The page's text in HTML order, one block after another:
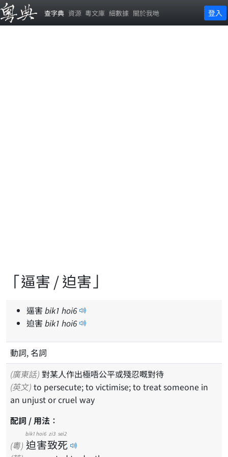
查字典 資源 粵文庫 細數據 關於我哋 登入
「逼害 / 迫害」
逼害 bik1 hoi6
迫害 bik1 hoi6
動詞, 名詞
(廣東話) 對某人作出極唔公平或殘忍嘅對待
(英文)
an unjust or cruel way
配詞 / 用法：
(粵) 迫
bik1
害
hoi6
致
zi3
死
sei2